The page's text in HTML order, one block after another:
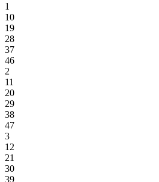
1
10
19
28
37
46
2
11
20
29
38
47
3
12
21
30
39